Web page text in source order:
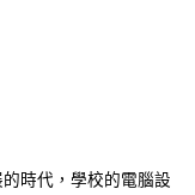
時代，學校的電腦設